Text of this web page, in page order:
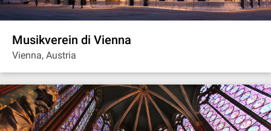
Musikverein di Vienna
Vienna, Austria